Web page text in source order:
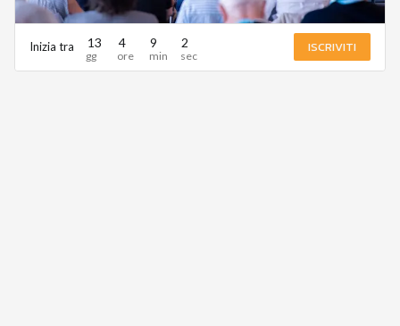
Inizia tra 13 4 9 2 ISCRIVITI